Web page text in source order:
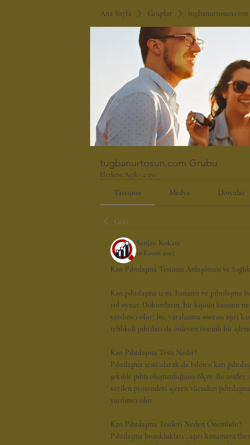
Ana Sayfa Gruplar
tugbanurtosun.com Grubu
Herkese Açık · 2 üye
Tartışma Medya Dosyalar
Geri
Sanjay Kokate
10 Kasım 2025
Kan Pıhtılaşma Testinin Anlaşılması ve
Kan pıhtılaşma testi, kanama ve
rol oynar. Doktorların, bir kişinin kanının
yardımcı olur; bu, yaralanma sonrası aşırı
tehlikeli pıhtıları da önleyen önemli bir
Kan Pıhtılaşma Testi Nedir?
Pıhtılaşma testi olarak da bilinen kan
şekilde pıhtı oluşturduğunu ölçer. Bu
verilen proteinleri içeren vücudun
yardımcı olur.
Kan Pıhtılaşma Testleri Neden Önemlidir?
Pıhtılaşma bozuklukları , aşırı kanamaya